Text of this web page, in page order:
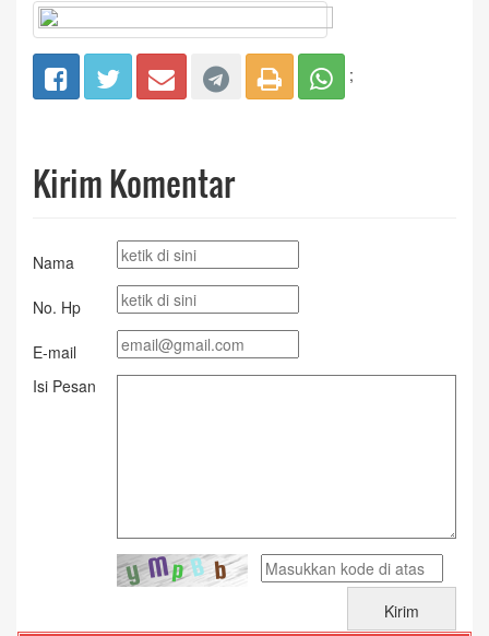
;
Kirim Komentar
Nama
No. Hp
E-mail
Isi Pesan